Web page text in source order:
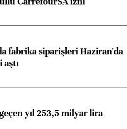
fabrika siparişleri Haziran'da
yıl 253,5 milyar lira